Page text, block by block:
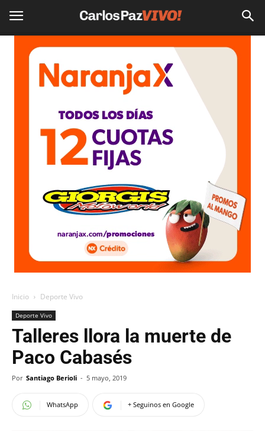
Inicio Deporte Vivo
Deporte Vivo
Talleres llora la muerte de
Paco Cabasés
Por Santiago Berioli - 5 mayo, 2019
WhatsApp + Seguinos en Google